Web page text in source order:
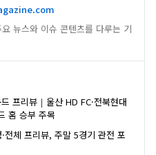
뉴스와 이슈 콘텐츠를 다루는 기
프리뷰｜울산 HD FC·전북현대
홈 승부 주목
전체 프리뷰, 주말 5경기 관전 포